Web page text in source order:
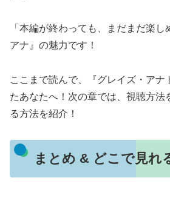
「本編が終わっても、まだまだ楽
アナ』の魅力です！
ここまで読んで、『グレイズ・アナ
たあなたへ！次の章では、視聴方法
る方法を紹介！
まとめ & どこで見れ